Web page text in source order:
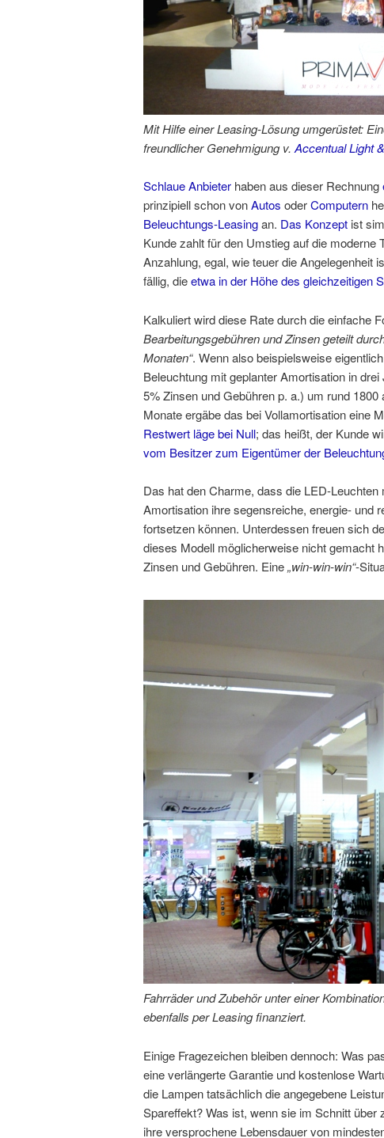
Mit Hilfe einer Leasing-Lösung umgerüstet:
freundlicher Genehmigung v. Accentual Light
Schlaue Anbieter haben aus dieser Rechnung
prinzipiell schon vonAutos oderComputern
Beleuchtungs-Leasingan. Das Konzept ist
Kunde zahlt für den Umstieg auf die moderne
Anzahlung, egal, wie teuer die Angelegenheit
fällig, dieetwa in der Höhe des gleichzeitigen
Kalkuliert wird diese Rate durch die einfache
Bearbeitungsgebühren und Zinsen geteilt
Monaten“. Wenn also beispielsweise
Beleuchtung mit geplanter Amortisation in
5% Zinsen und Gebühren p. a.) um rund
Monate ergäbe das bei Vollamortisation eine
Restwert läge bei Null; das heißt, der Kunde
vom Besitzer zum Eigentümer der
Das hat den Charme, dass die LED-
Amortisation ihre segensreiche, energie- und
fortsetzen können. Unterdessen freuen sich
dieses Modell möglicherweise nicht gemacht
Zinsen und Gebühren. Eine„win-win-win“-
Fahrräder und Zubehör unter einer
ebenfalls per Leasing finanziert.
Einige Fragezeichen bleiben dennoch: Was
eine verlängerte Garantie und kostenlose
die Lampen tatsächlich die angegebene
Spareffekt? Was ist, wenn sie im Schnitt
ihre versprochene Lebensdauer von